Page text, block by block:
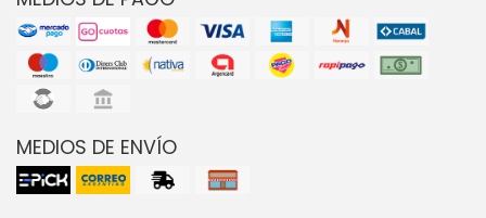
MEDIOS DE ENVÍO